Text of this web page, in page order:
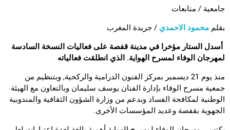
جامعية / متابعات
بقلم محمود الاحمدي / جريدة المغرب
أسدل الستار مؤخرا في مدينة قفصة على فعاليات النسخة السادسة
لمهرجان الوفاء لمسرح الهواية. الذي انطلقت فعالياته
منذ يوم 21 ديسمبر بمركز الفنون الدرامية والركحية, وبتنظيم من
جمعية مسرح الوفاء بإدارة الفنان يوسف سليمان وبالتعاون مع الهيئة
الوطنية لمكافحة الفساد وبدعم من وزارة الشؤون الثقافية والمندوبية
الجهوية بقفصة وعديد المؤسسات الأخرى.